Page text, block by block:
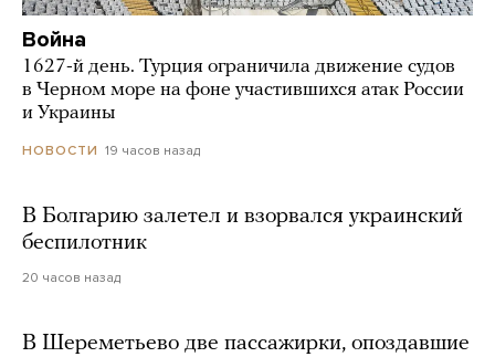
Война
1627-й день. Турция ограничила движение судов
в Черном море на фоне участившихся атак России
и Украины
НОВОСТИ 19 часов назад
В Болгарию залетел и взорвался украинский
беспилотник
20 часов назад
В Шереметьево две пассажирки, опоздавшие